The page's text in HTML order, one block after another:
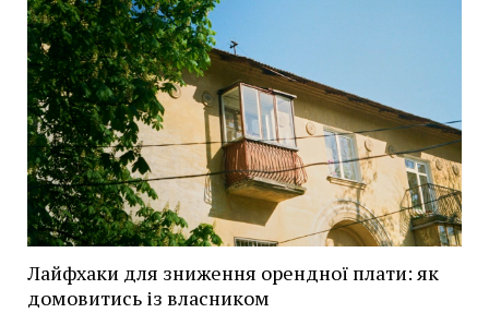
Лайфхаки для зниження орендної плати: як
домовитись із власником